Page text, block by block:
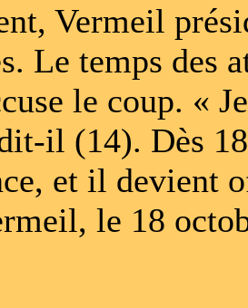
Vermeil
Le temps des
le coup. «
il (14). Dès
et il devient
le 18